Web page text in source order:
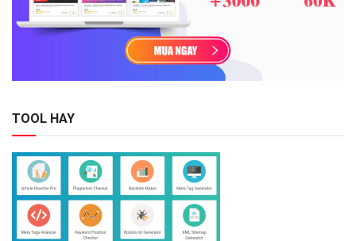
TOOL HAY